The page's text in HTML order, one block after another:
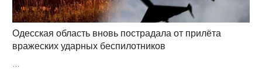
Одесская область вновь пострадала от прилёта
вражеских ударных беспилотников